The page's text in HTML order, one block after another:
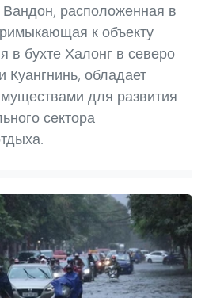
расположенная в
к объекту
в бухте Халонг в северо-
Куангнинь, обладает
для развития
сектора